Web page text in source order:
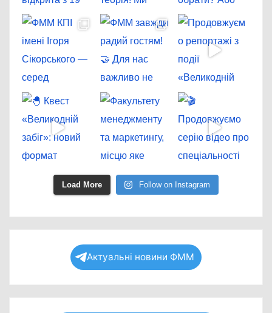
Load More Follow on Instagram
Актуальні новини ФММ